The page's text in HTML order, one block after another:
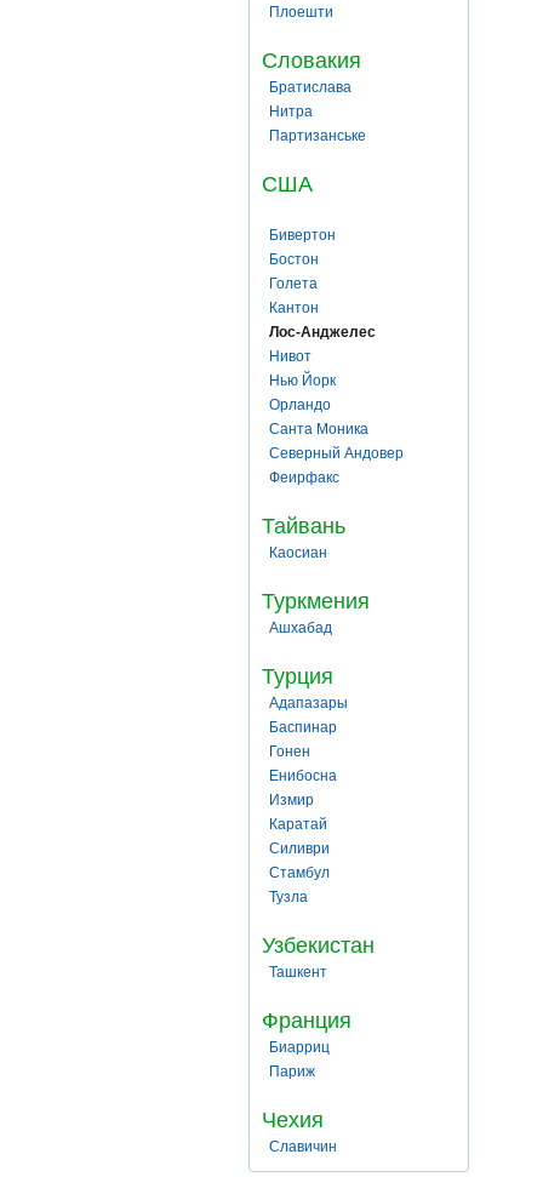
Плоешти
Словакия
Братислава
Нитра
Партизанське
США
Бивертон
Бостон
Голета
Кантон
Лос-Анджелес
Нивот
Нью Йорк
Орландо
Санта Моника
Северный Андовер
Феирфакс
Тайвань
Каосиан
Туркмения
Ашхабад
Турция
Адапазары
Баспинар
Гонен
Енибосна
Измир
Каратай
Силиври
Стамбул
Тузла
Узбекистан
Ташкент
Франция
Биарриц
Париж
Чехия
Славичин